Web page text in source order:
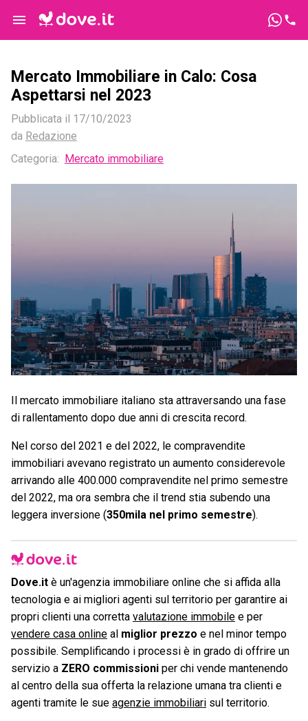
Mercato Immobiliare in Calo: Cosa
Aspettarsi nel 2023
Pubblicata il 17/10/2023
da Redazione
Categoria:
Mercato immobiliare
Il mercato immobiliare italiano sta attraversando una fase
di rallentamento dopo due anni di crescita record.
Nel corso del 2021 e del 2022, le compravendite
immobiliari avevano registrato un aumento considerevole
arrivando alle 400.000 compravendite nel primo semestre
del 2022, ma ora sembra che il trend stia subendo una
leggera inversione (350mila nel primo semestre).
Dove.it è un'agenzia immobiliare online che si affida alla
tecnologia e ai migliori agenti sul territorio per garantire ai
propri clienti una corretta valutazione immobile e per
vendere casa online al miglior prezzo e nel minor tempo
possibile. Semplificando i processi è in grado di offrire un
servizio a ZERO commissioni per chi vende mantenendo
al centro della sua offerta la relazione umana tra clienti e
agenti tramite le sue agenzie immobiliari sul territorio.